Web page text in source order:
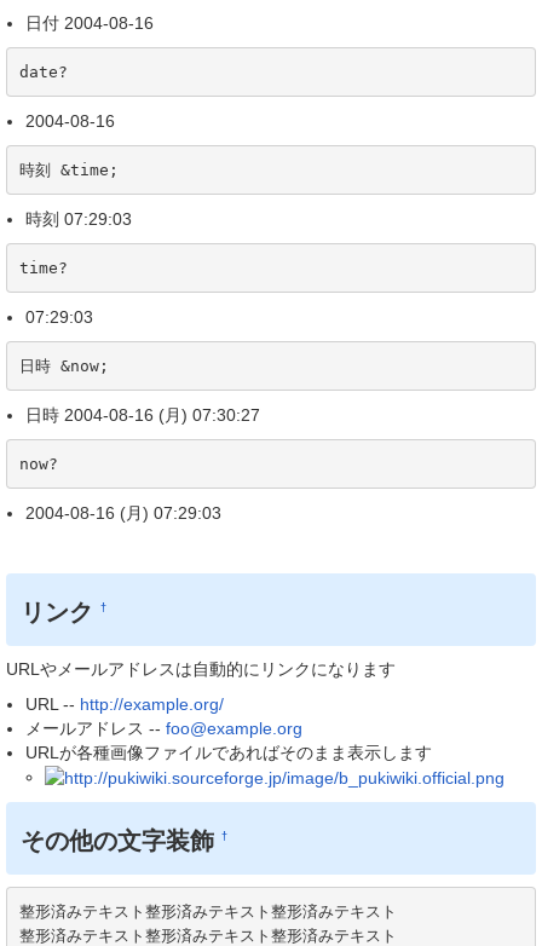
日付 2004-08-16
date?
2004-08-16
時刻 &time;
時刻 07:29:03
time?
07:29:03
日時 &now;
日時 2004-08-16 (月) 07:30:27
now?
2004-08-16 (月) 07:29:03
リンク †
URLやメールアドレスは自動的にリンクになります
URL -- http://example.org/
メールアドレス -- foo@example.org
URLが各種画像ファイルであればそのまま表示します
その他の文字装飾 †
整形済みテキスト整形済みテキスト整形済みテキスト
整形済みテキスト整形済みテキスト整形済みテキスト